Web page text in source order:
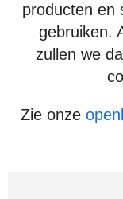
producten en
gebruiken.
zullen we
Zie onze